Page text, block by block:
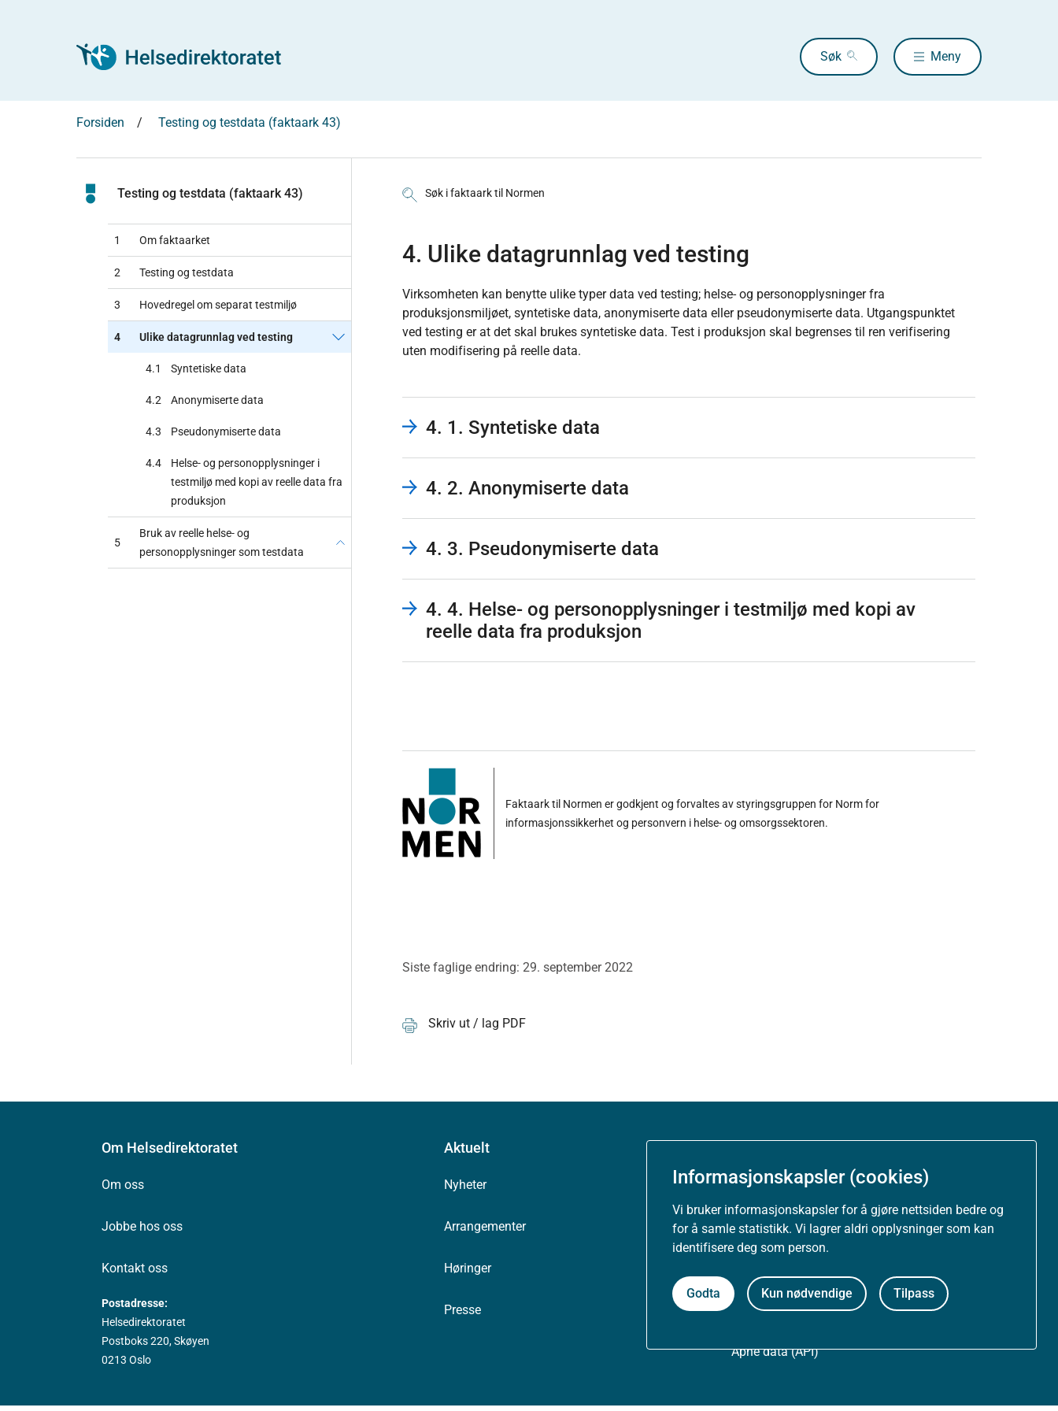
Informasjonskapsler (cookies)
Vi bruker informasjonskapsler for å gjøre nettsiden bedre og
for å samle statistikk. Vi lagrer aldri opplysninger som kan
identifisere deg som person.
Godta Kun nødvendige Tilpass
Søk Meny
Forsiden Testing og testdata (faktaark 43)
Testing og testdata (faktaark 43)
1 Om faktaarket
2 Testing og testdata
3 Hovedregel om separat testmiljø
4 Ulike datagrunnlag ved testing
4.1 Syntetiske data
4.2 Anonymiserte data
4.3 Pseudonymiserte data
4.4
Helse- og personopplysninger i
testmiljø med kopi av reelle data fra
produksjon
5
Bruk av reelle helse- og
personopplysninger som testdata
Søk i faktaark til Normen
4. Ulike datagrunnlag ved testing
Virksomheten kan benytte ulike typer data ved testing; helse- og personopplysninger fra
produksjonsmiljøet, syntetiske data, anonymiserte data eller pseudonymiserte data. Utgangspunktet
ved testing er at det skal brukes syntetiske data. Test i produksjon skal begrenses til ren verifisering
uten modifisering på reelle data.
4. 1. Syntetiske data
4. 2. Anonymiserte data
4. 3. Pseudonymiserte data
4. 4. Helse- og personopplysninger i testmiljø med kopi av
reelle data fra produksjon
Faktaark til Normen er godkjent og forvaltes av styringsgruppen for Norm for
informasjonssikkerhet og personvern i helse- og omsorgssektoren.
Siste faglige endring: 29. september 2022
Skriv ut / lag PDF
Om Helsedirektoratet
Om oss
Jobbe hos oss
Kontakt oss
Postadresse:
Helsedirektoratet
Postboks 220, Skøyen
0213 Oslo
Aktuelt
Nyheter
Arrangementer
Høringer
Presse
Personvernerklæring
Tilgjengelighetserklæring (uustatus.no)
Nyhetsvarsel og abonnement
Åpne data (API)